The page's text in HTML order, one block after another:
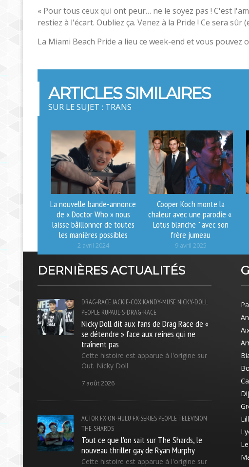
« Pour tous ceux qui ont peur… ne le soyez pas ! C'est
restiez à l'écart. Oubliez ça. Venez à la Pride ! Ce sera
La Miami Beach Pride a lieu ce week-end et vous
ARTICLES SIMILAIRES
SUR LE SUJET : TRANS
La nouvelle bande-annonce
de « Doctor Who » nous
laisse bâillonner de toutes
les manières possibles
2 avril 2024
Cooper Koch monte la
chaleur avec une parodie «
Lotus blanche '' avec son
frère jumeau
9 avril 2025
DERNIÈRES ACTUALITÉS
DRAG-RACEJACKIE-COX KANDY-MUSE NICKY-DOLL
PEOPLE RUPAUL-S-DRAG-RACE
Nicky Doll dit aux fans de Drag Race de «
se détendre » face aux reines qui ne
traînent pas
Cette histoire est apparue à l'origine sur
Out. Nicky Doll
7 août 2026
ACTOR FX-ON-HULU FX-SERIES PEOPLETELEVISION
THE-SHARDS
Tout ce que l'on sait sur The Shards, le
nouveau thriller gay de Ryan Murphy
Cette histoire est apparue à l'origine sur